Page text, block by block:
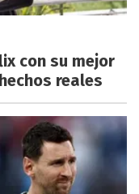
con su mejor
reales